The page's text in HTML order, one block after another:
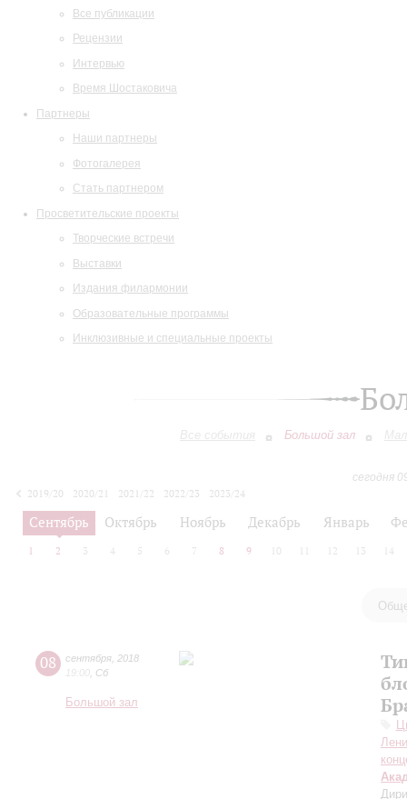
Все публикации
Рецензии
Интервью
Время Шостаковича
Партнеры
Наши партнеры
Фотогалерея
Стать партнером
Просветительские проекты
Творческие встречи
Выставки
Издания филармонии
Образовательные программы
Инклюзивные и специальные проекты
Все события Большой зал
сегодня
2019/20
2020/21 2021/22 2022/23
2023/24
2024/25
2025/26
Сентябрь Октябрь Ноябрь Декабрь Январь
1 2 3 4 5 6 7 8 9 10 12 13 14
08 сентября 2018
19:00
Сб
Большой зал